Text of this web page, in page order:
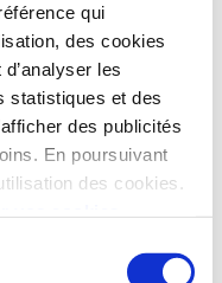
qui
des cookies
les
statistiques et des
des publicités
En poursuivant
des cookies.
d’une
son logement.
pièces
pièces